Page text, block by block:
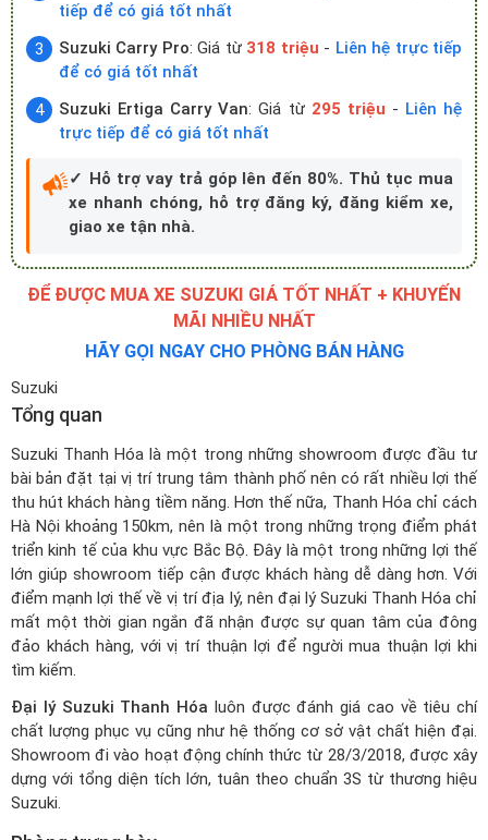
tiếp để có giá tốt nhất
Suzuki Carry Pro: Giá từ 318 triệu - Liên hệ trực tiếp
để có giá tốt nhất
Suzuki Ertiga Carry Van: Giá từ 295 triệu - Liên hệ
trực tiếp để có giá tốt nhất
✓ Hỗ trợ vay trả góp lên đến 80%. Thủ tục mua
xe nhanh chóng, hỗ trợ đăng ký, đăng kiểm xe,
giao xe tận nhà.
ĐỂ ĐƯỢC MUA XE SUZUKI GIÁ TỐT NHẤT + KHUYẾN
MÃI NHIỀU NHẤT
HÃY GỌI NGAY CHO PHÒNG BÁN HÀNG
Suzuki
Tổng quan
Suzuki Thanh Hóa là một trong những showroom được đầu tư
bài bản đặt tại vị trí trung tâm thành phố nên có rất nhiều lợi thế
thu hút khách hàng tiềm năng. Hơn thế nữa, Thanh Hóa chỉ cách
Hà Nội khoảng 150km, nên là một trong những trọng điểm phát
triển kinh tế của khu vực Bắc Bộ. Đây là một trong những lợi thế
lớn giúp showroom tiếp cận được khách hàng dễ dàng hơn. Với
điểm mạnh lợi thế về vị trí địa lý, nên đại lý Suzuki Thanh Hóa chỉ
mất một thời gian ngắn đã nhận được sự quan tâm của đông
đảo khách hàng, với vị trí thuận lợi để người mua thuận lợi khi
tìm kiếm.
Đại lý Suzuki Thanh Hóa luôn được đánh giá cao về tiêu chí
chất lượng phục vụ cũng như hệ thống cơ sở vật chất hiện đại.
Showroom đi vào hoạt động chính thức từ 28/3/2018, được xây
dựng với tổng diện tích lớn, tuân theo chuẩn 3S từ thương hiệu
Suzuki.